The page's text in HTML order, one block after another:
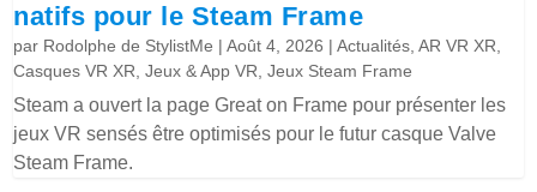
natifs pour le Steam Frame
par Rodolphe de StylistMe |Août 4, 2026 |Actualités,AR VR XR,
Casques VR XR,Jeux & App VR,Jeux Steam Frame
Steam a ouvert la page Great on Frame pour présenter les
jeux VR sensés être optimisés pour le futur casque Valve
Steam Frame.